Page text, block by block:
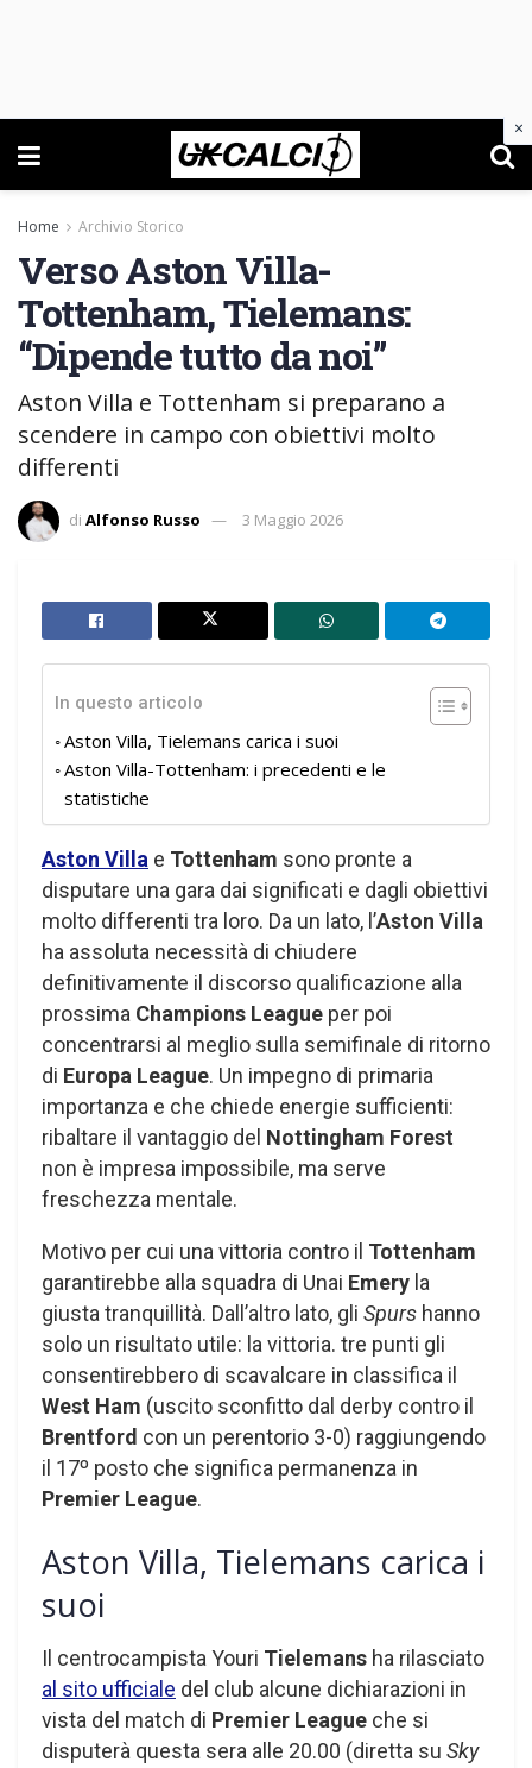
Home Archivio Storico
Verso Aston Villa-
Tottenham, Tielemans:
“Dipende tutto da noi”
Aston Villa e Tottenham si preparano a
scendere in campo con obiettivi molto
differenti
di Alfonso Russo 3 Maggio 2026
In questo articolo
Aston Villa, Tielemans carica i suoi
Aston Villa-Tottenham: i precedenti e le
statistiche
Aston Villa e Tottenham sono pronte a
disputare una gara dai significati e dagli obiettivi
molto differenti tra loro. Da un lato, l’Aston Villa
ha assoluta necessità di chiudere
definitivamente il discorso qualificazione alla
prossima Champions League per poi
concentrarsi al meglio sulla semifinale di ritorno
di Europa League. Un impegno di primaria
importanza e che chiede energie sufficienti:
ribaltare il vantaggio del Nottingham Forest
non è impresa impossibile, ma serve
freschezza mentale.
Motivo per cui una vittoria contro il Tottenham
garantirebbe alla squadra di Unai Emery la
giusta tranquillità. Dall’altro lato, gli Spurs hanno
solo un risultato utile: la vittoria. tre punti gli
consentirebbero di scavalcare in classifica il
West Ham (uscito sconfitto dal derby contro il
Brentford con un perentorio 3-0) raggiungendo
il 17º posto che significa permanenza in
Premier League.
Aston Villa, Tielemans carica i
suoi
Il centrocampista Youri Tielemans ha rilasciato
al sito ufficiale del club alcune dichiarazioni in
vista del match di Premier League che si
disputerà questa sera alle 20.00 (diretta su Sky
×